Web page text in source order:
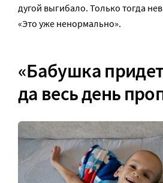
дугой выгибало. Только тогда
«Это уже ненормально».
«Бабушка
да весь день